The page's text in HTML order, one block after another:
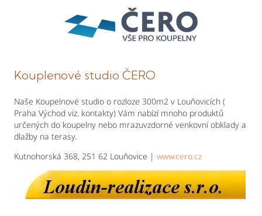
Kouplenové studio ČERO
Naše Koupelnové studio o rozloze 300m2 v Louňovicích (
Praha Východ viz. kontakty) Vám nabízí mnoho produktů
určených do koupelny nebo mrazuvzdorné venkovní obklady a
dlažby na terasy.
Kutnohorská 368, 251 62 Louňovice | www.cero.cz